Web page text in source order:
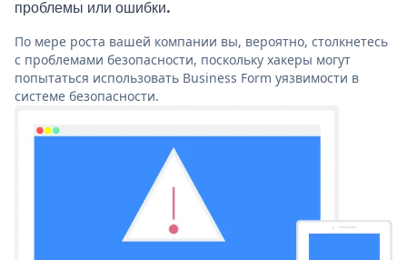
проблемы или ошибки.
По мере роста вашей компании вы, вероятно, столкнетесь
с проблемами безопасности, поскольку хакеры могут
попытаться использовать Business Form уязвимости в
системе безопасности.